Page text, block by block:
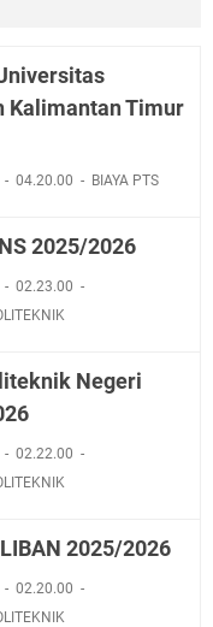
Kalimantan Timur
04.20.00 BIAYA PTS
2025/2026
02.23.00
Negeri
02.22.00
2025/2026
02.20.00